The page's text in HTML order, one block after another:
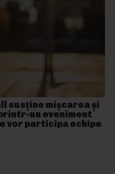
susține mişcarea și
un eveniment
vor participa echipe